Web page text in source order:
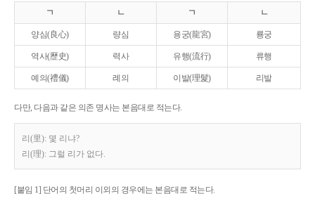
ㄱ ㄴ ㄱ ㄴ
양심(良心) 량심 용궁(龍宮) 룡궁
역사(歷史) 력사 유행(流行) 류행
예의(禮儀) 례의 이발(理髮) 리발
다만, 다음과 같은 의존 명사는 본음대로 적는다.
리(里): 몇 리냐?
리(理): 그럴 리가 없다.
[붙임 1] 단어의 첫머리 이외의 경우에는 본음대로 적는다.